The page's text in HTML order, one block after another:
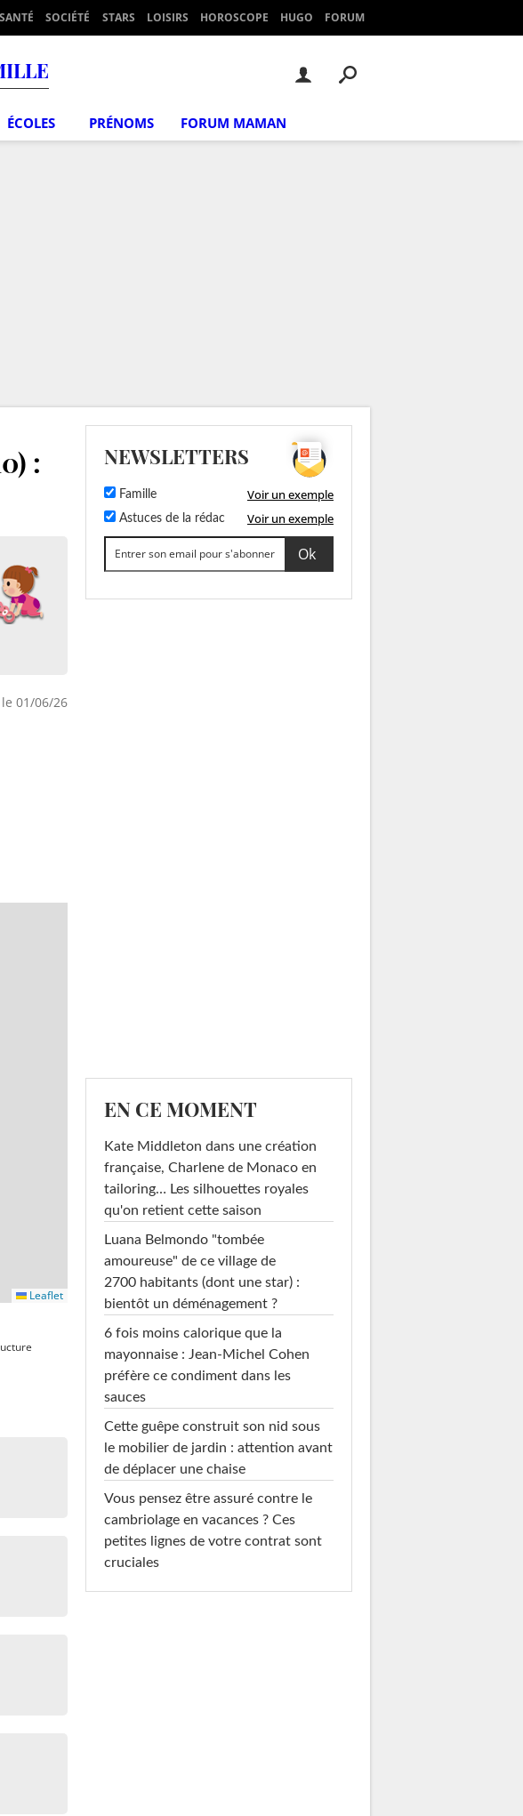
SANTÉ SOCIÉTÉ STARS LOISIRS HOROSCOPE HUGO FORUM
ÉCOLES PRÉNOMS FORUM MAMAN
:
01/06/26
Leaflet
NEWSLETTERS
Famille Voir un exemple
Astuces de la rédac Voir un exemple
EN CE MOMENT
Kate Middleton dans une création
française, Charlene de Monaco en
tailoring… Les silhouettes royales
qu'on retient cette saison
Luana Belmondo "tombée
amoureuse" de ce village de
2700 habitants (dont une star) :
bientôt un déménagement ?
6 fois moins calorique que la
mayonnaise : Jean-Michel Cohen
préfère ce condiment dans les
sauces
Cette guêpe construit son nid sous
le mobilier de jardin : attention avant
de déplacer une chaise
Vous pensez être assuré contre le
cambriolage en vacances ? Ces
petites lignes de votre contrat sont
cruciales